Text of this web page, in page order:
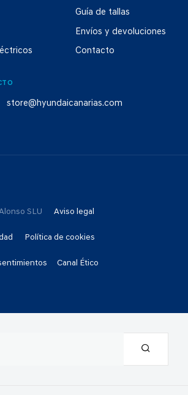
Guía de tallas
Envíos y devoluciones
Contacto
store@hyundaicanarias.com
SLU Aviso legal
Política de cookies
Canal Ético